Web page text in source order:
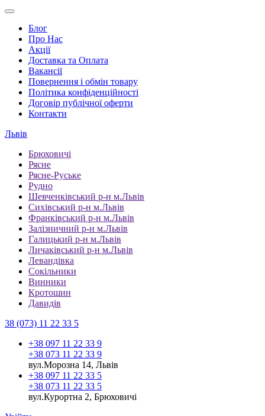
Блог
Про Нас
Акції
Доставка та Оплата
Вакансії
Повернення і обмін товару
Політика конфіденційності
Договір публічної оферти
Контакти
Львів
Брюховичі
Рясне
Рясне-Руське
Рудно
Шевченківський р-н м.Львів
Сихівський р-н м.Львів
Франківський р-н м.Львів
Залізничний р-н м.Львів
Галицький р-н м.Львів
Личаківський р-н м.Львів
Левандівка
Сокільники
Винники
Кротошин
Давидів
38 (073) 11 22 33 5
+38 097 11 22 33 9
+38 073 11 22 33 9
вул.Морозна 14, Львів
+38 097 11 22 33 5
+38 073 11 22 33 5
вул.Курортна 2, Брюховичі